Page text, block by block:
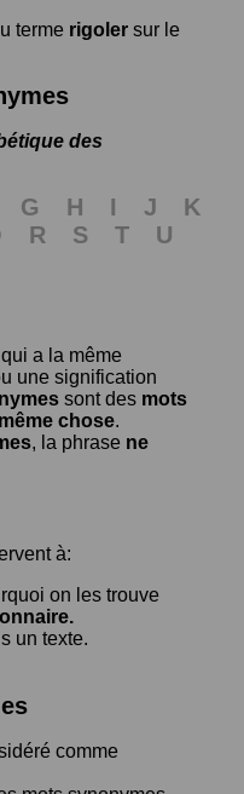
terme rigoler sur le
des
G H I J
K
R S T
U
a la même
une signification
sont des mots
chose.
, la phrase ne
à:
on les trouve
un texte.
comme